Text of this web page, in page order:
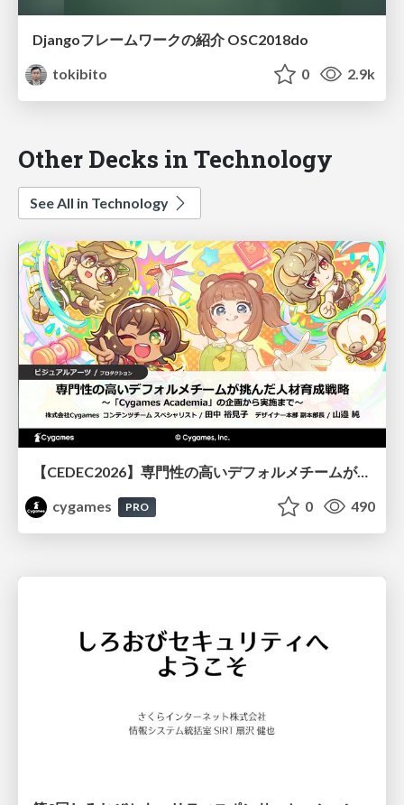
Djangoフレームワークの紹介 OSC2018do
tokibito
0 2.9k
Other Decks in Technology
See All in Technology
【CEDEC2026】専門性の高いデフォルメチームが挑んだ人材育成戦略 〜Cygames Academiaの企画から実施まで〜
cygames
PRO 0 490